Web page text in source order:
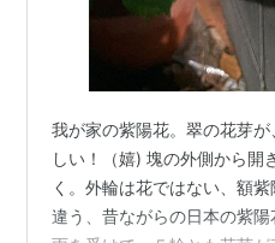
我が家の紫陽花。翠の花芽
しい！（嬉) 塊の外側から開
く。外輪は花ではない、額
違う、昔ながらの日本の紫陽